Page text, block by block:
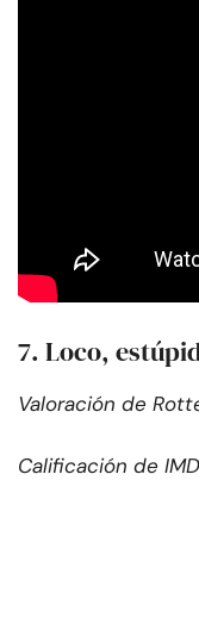
7. Loco,
Valoración de
Calificación de